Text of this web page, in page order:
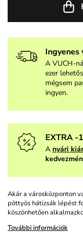
Ingyenes
A VUCH-
ezer
mégsem
ingyen.
EXTRA -
A nyári
Akár a városközponton
pöttyös hátizsák lépést
köszönhetően
További információk